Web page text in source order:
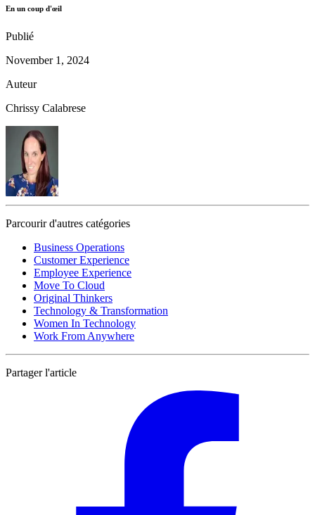
En un coup d'œil
Publié
November 1, 2024
Auteur
Chrissy Calabrese
Parcourir d'autres catégories
Business Operations
Customer Experience
Employee Experience
Move To Cloud
Original Thinkers
Technology & Transformation
Women In Technology
Work From Anywhere
Partager l'article